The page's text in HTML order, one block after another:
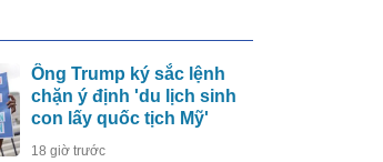
Ông Trump ký sắc lệnh
chặn ý định 'du lịch sinh
con lấy quốc tịch Mỹ'
18 giờ trước